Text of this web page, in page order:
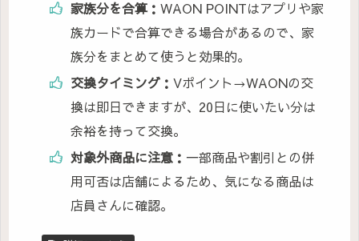
家族分を合算： WAON POINTはアプリや家
族カードで合算できる場合があるので、家
族分をまとめて使うと効果的。
交換タイミング： Vポイント→WAONの交
換は即日できますが、20日に使いたい分は
余裕を持って交換。
対象外商品に注意： 一部商品や割引との併
用可否は店舗によるため、気になる商品は
店員さんに確認。